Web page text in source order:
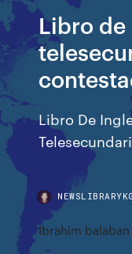
Libro
Libro De
Ibrahim balaban